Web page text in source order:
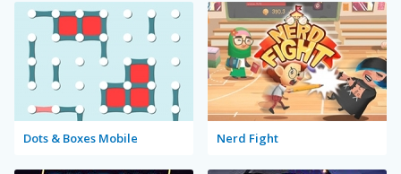
Dots & Boxes Mobile Nerd Fight